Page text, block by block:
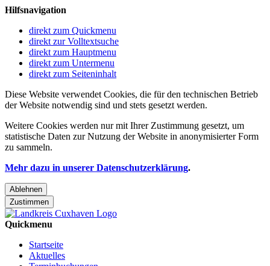
Hilfsnavigation
direkt zum Quickmenu
direkt zur Volltextsuche
direkt zum Hauptmenu
direkt zum Untermenu
direkt zum Seiteninhalt
Diese Website verwendet Cookies, die für den technischen Betrieb
der Website notwendig sind und stets gesetzt werden.
Weitere Cookies werden nur mit Ihrer Zustimmung gesetzt, um
statistische Daten zur Nutzung der Website in anonymisierter Form
zu sammeln.
Mehr dazu in unserer Datenschutzerklärung.
Ablehnen
Zustimmen
Quickmenu
Startseite
Aktuelles